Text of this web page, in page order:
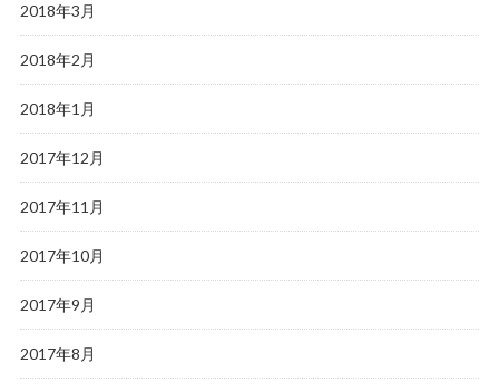
2018年3月
2018年2月
2018年1月
2017年12月
2017年11月
2017年10月
2017年9月
2017年8月